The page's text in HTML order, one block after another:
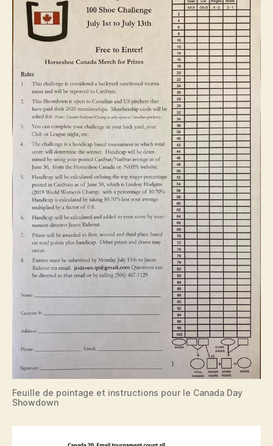
Feuille de pointage et instructions pour le Canada Day
Showdown